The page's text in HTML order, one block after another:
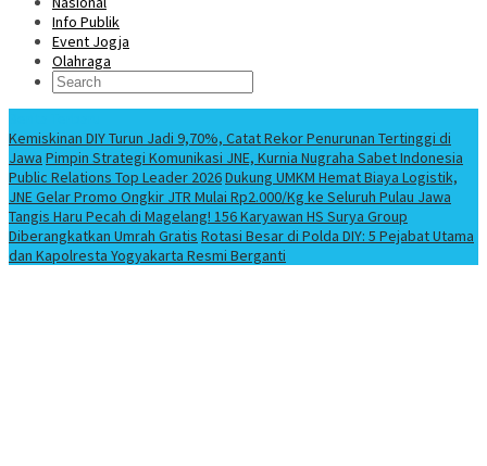
Info Publik
Event Jogja
Olahraga
Kemiskinan DIY Turun Jadi 9,70%, Catat Rekor Penurunan Tertinggi di
Jawa Pimpin Strategi Komunikasi JNE, Kurnia Nugraha Sabet Indonesia
Public Relations Top Leader 2026Dukung UMKM Hemat Biaya Logistik,
JNE Gelar Promo Ongkir JTR Mulai Rp2.000/Kg ke Seluruh Pulau Jawa
Tangis Haru Pecah di Magelang! 156 Karyawan HS Surya Group
Diberangkatkan Umrah Gratis Rotasi Besar di Polda DIY: 5 Pejabat Utama
dan Kapolresta Yogyakarta Resmi Berganti